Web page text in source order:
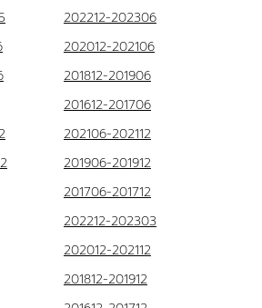
202212-202306
202012-202106
201812-201906
201612-201706
202106-202112
201906-201912
201706-201712
202212-202303
202012-202112
201812-201912